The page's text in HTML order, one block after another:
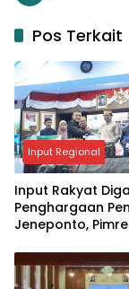
Pos Terkait
Input Regional
Input Rakyat
Penghargaan
Jeneponto,